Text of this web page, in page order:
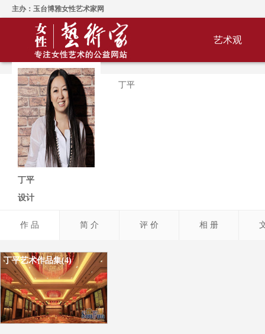
主办：玉台博雅女性艺术家网
艺术观
丁平
设计
丁平
作 品 简 介 评 价 相 册
丁平艺术作品集(4)